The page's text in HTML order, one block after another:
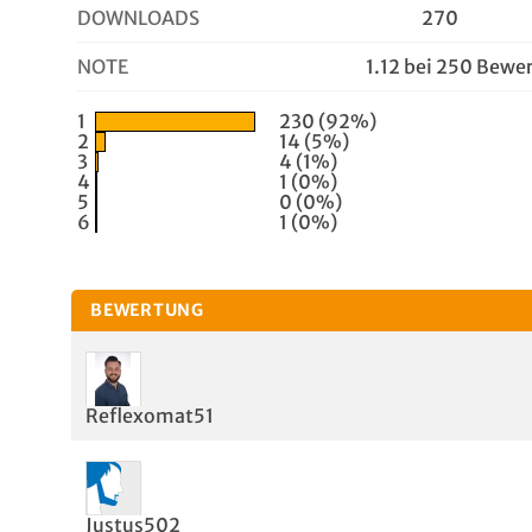
DOWNLOADS 270
NOTE 1.12 bei 250
1
230 (92%)
2
14 (5%)
3
4 (1%)
4
1 (0%)
5
0 (0%)
6
1 (0%)
BEWERTUNG
Reflexomat51
Justus502